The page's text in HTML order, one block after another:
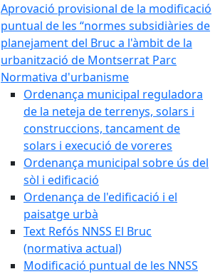
Aprovació provisional de la modificació
puntual de les “normes subsidiàries de
planejament del Bruc a l'àmbit de la
urbanització de Montserrat Parc
Normativa d'urbanisme
Ordenança municipal reguladora
de la neteja de terrenys, solars i
construccions, tancament de
solars i execució de voreres
Ordenança municipal sobre ús del
sòl i edificació
Ordenança de l'edificació i el
paisatge urbà
Text Refós NNSS El Bruc
(normativa actual)
Modificació puntual de les NNSS